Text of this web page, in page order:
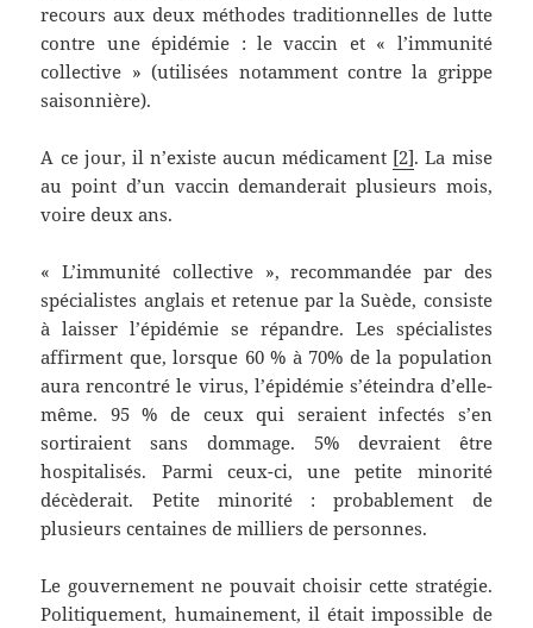
recours aux deux méthodes traditionnelles de lutte
contre une épidémie : le vaccin et « l’immunité
collective » (utilisées notamment contre la grippe
saisonnière).
A ce jour, il n’existe aucun médicament [2]. La mise
au point d’un vaccin demanderait plusieurs mois,
voire deux ans.
« L’immunité collective », recommandée par des
spécialistes anglais et retenue par la Suède, consiste
à laisser l’épidémie se répandre. Les spécialistes
affirment que, lorsque 60 % à 70% de la population
aura rencontré le virus, l’épidémie s’éteindra d’elle-
même. 95 % de ceux qui seraient infectés s’en
sortiraient sans dommage. 5% devraient être
hospitalisés. Parmi ceux-ci, une petite minorité
décèderait. Petite minorité : probablement de
plusieurs centaines de milliers de personnes.
Le gouvernement ne pouvait choisir cette stratégie.
Politiquement, humainement, il était impossible de